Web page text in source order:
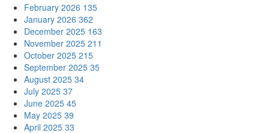
February 2026 135
January 2026 362
December 2025 163
November 2025 211
October 2025 215
September 2025 35
August 2025 34
July 2025 37
June 2025 45
May 2025 39
April 2025 33